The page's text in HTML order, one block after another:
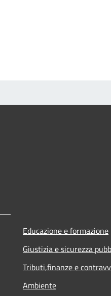
Educazione e formazione
Giustizia e sicurezza
Tributi,finanze e
Ambiente